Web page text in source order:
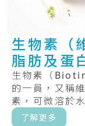
生物素（
脂肪及蛋
生物素（
的一員，又稱
素，可微溶於
了解更多